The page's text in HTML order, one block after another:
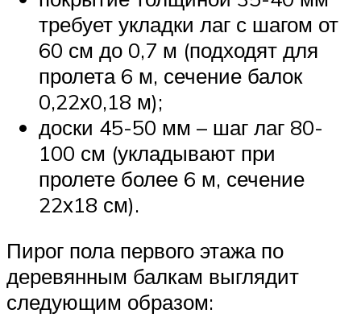
требует укладки лаг с шагом от
60 см до 0,7 м (подходят для
пролета 6 м, сечение балок
0,22х0,18 м);
доски 45-50 мм – шаг лаг 80-
100 см (укладывают при
пролете более 6 м, сечение
22х18 см).
Пирог пола первого этажа по
деревянным балкам выглядит
следующим образом: